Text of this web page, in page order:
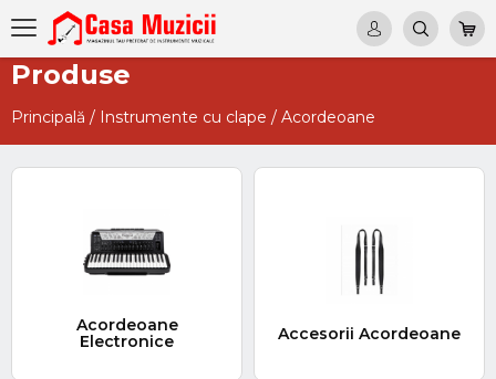
Produse
Principală / Instrumente cu clape / Acordeoane
Acordeoane
Electronice
Accesorii Acordeoane